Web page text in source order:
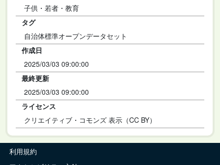
子供・若者・教育
タグ
自治体標準オープンデータセット
作成日
2025/03/03 09:00:00
最終更新
2025/03/03 09:00:00
ライセンス
クリエイティブ・コモンズ 表示（CC BY）
利用規約